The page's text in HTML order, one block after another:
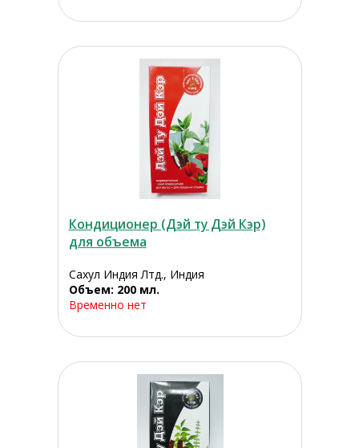
Кондиционер (Дэй ту Дэй Кэр)
для объема
Сахул Индия Лтд., Индия
Объем: 200 мл.
Временно нет